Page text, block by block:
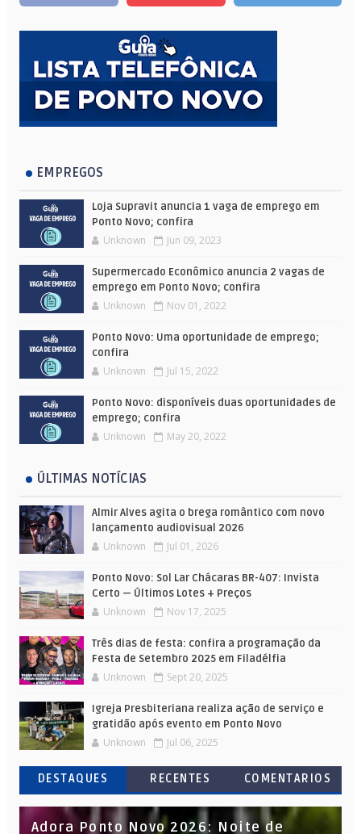
EMPREGOS
Loja Supravit anuncia 1 vaga de emprego em
Ponto Novo; confira
Unknown Jun 09, 2023
Supermercado Econômico anuncia 2 vagas de
emprego em Ponto Novo; confira
Unknown Nov 01, 2022
Ponto Novo: Uma oportunidade de emprego;
confira
Unknown Jul 15, 2022
Ponto Novo: disponíveis duas oportunidades de
emprego; confira
Unknown May 20, 2022
ÚLTIMAS NOTÍCIAS
Almir Alves agita o brega romântico com novo
lançamento audiovisual 2026
Unknown Jul 01, 2026
Ponto Novo: Sol Lar Chácaras BR-407: Invista
Certo — Últimos Lotes + Preços
Unknown Nov 17, 2025
Três dias de festa: confira a programação da
Festa de Setembro 2025 em Filadélfia
Unknown Sept 20, 2025
Igreja Presbiteriana realiza ação de serviço e
gratidão após evento em Ponto Novo
Unknown Jul 06, 2025
DESTAQUES RECENTES COMENTARIOS
Adora Ponto Novo 2026: Noite de